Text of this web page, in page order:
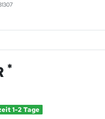
*
1-2 Tage